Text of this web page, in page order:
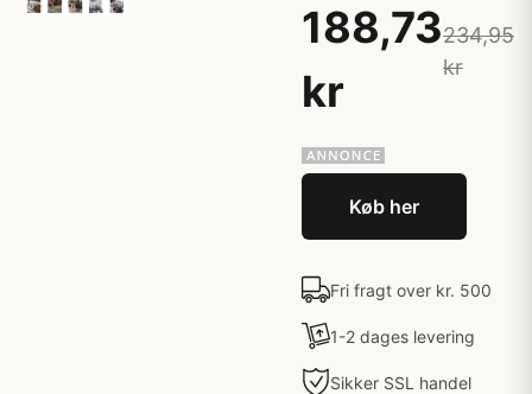
188,73
kr
234,95
kr
Køb her
Fri fragt over kr. 500
1-2 dages levering
Sikker SSL handel